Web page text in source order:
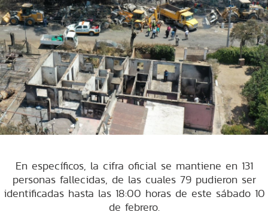
En específicos, la cifra oficial se mantiene en 131
personas fallecidas, de las cuales 79 pudieron ser
identificadas hasta las 18:00 horas de este sábado 10
de febrero.